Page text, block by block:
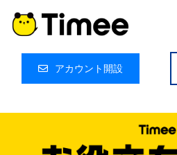
アカウント開設